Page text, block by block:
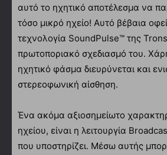
αυτό το ηχητικό αποτέλεσμα να
τόσο μικρό ηχείο! Αυτό βέβαια
τεχνολογία SoundPulse™ της
πρωτοποριακό σχεδιασμό του.
ηχητικό φάσμα διευρύνεται και
στερεοφωνική αίσθηση.
Ένα ακόμα αξιοσημείωτο
ηχείου, είναι η λειτουργία
που υποστηρίζει. Μέσω αυτής